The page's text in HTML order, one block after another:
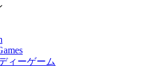
ィーゲーム